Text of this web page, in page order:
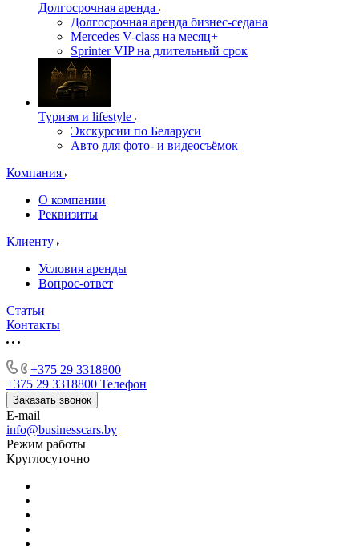
Долгосрочная аренда
Долгосрочная аренда бизнес-седана
Mercedes V-class на месяц+
Sprinter VIP на длительный срок
Туризм и lifestyle
Экскурсии по Беларуси
Авто для фото- и видеосъёмок
Компания
О компании
Реквизиты
Клиенту
Условия аренды
Вопрос-ответ
Статьи
Контакты
+375 29 3318800
+375 29 3318800 Телефон
Заказать звонок
E-mail
info@businesscars.by
Режим работы
Круглосуточно